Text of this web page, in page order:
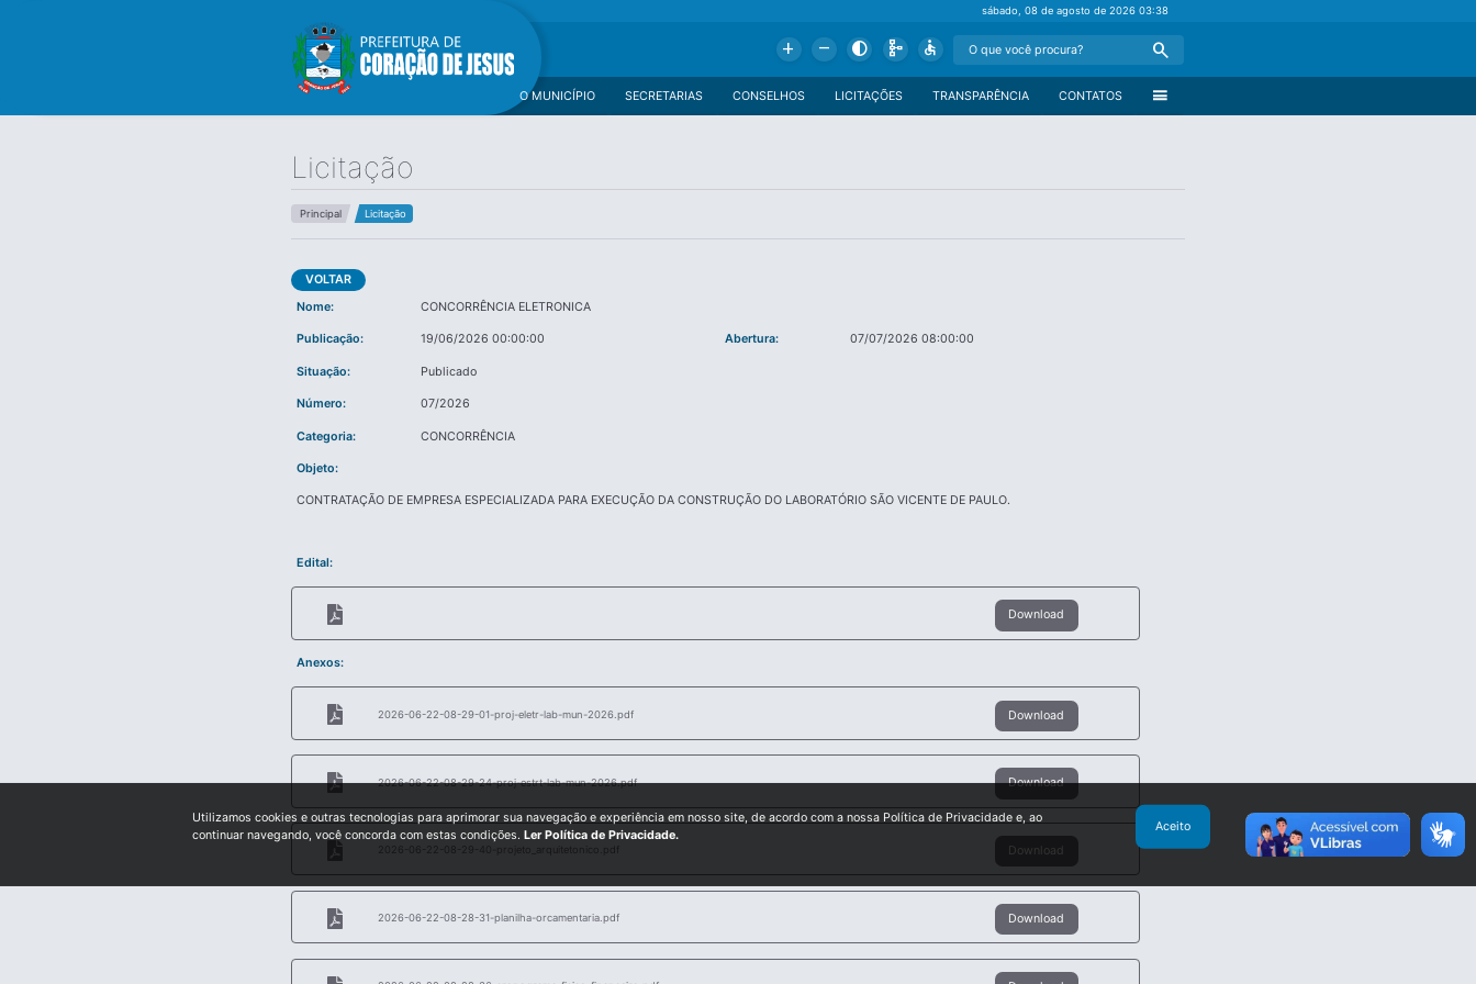
sábado, 08 de agosto de 202603:38
Add Remove Contrast Schema Accessible Search
menu
CONTATOS
TRANSPARÊNCIA
LICITAÇÕES
CONSELHOS
SECRETARIAS
O MUNICÍPIO
Licitação
Principal Licitação
VOLTAR
Nome:
CONCORRÊNCIA ELETRONICA
Publicação: 19/06/2026 00:00:00 Abertura: 07/07/2026 08:00:00
Situação: Publicado
Número: 07/2026
Categoria: CONCORRÊNCIA
Objeto:
CONTRATAÇÃO DE EMPRESA ESPECIALIZADA PARA EXECUÇÃO DA CONSTRUÇÃO DO LABORATÓRIO SÃO VICENTE DE PAULO.
Edital:
Download
Anexos:
2026-06-22-08-29-01-proj-eletr-lab-mun-2026.pdf Download
2026-06-22-08-29-24-proj-estrt-lab-mun-2026.pdf Download
2026-06-22-08-29-40-projeto_arquitetonico.pdf Download
2026-06-22-08-28-31-planilha-orcamentaria.pdf Download
Utilizamos cookies e outras tecnologias para aprimorar sua navegação e experiência em nosso site, de acordo com a nossa Política de Privacidade e, ao
continuar navegando, você concorda com estas condições. Ler Política de Privacidade.
Aceito